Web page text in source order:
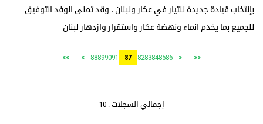
بإنتخاب قيادة جديدة للتيار في عكار ولبنان ، وقد تمنى الوفد التوفيق
للجميع بما يخدم انماء ونهضة عكار واستقرار وازدهار لبنان
<<
<
8283848586
87
88899091
>
>>
إجمالي السجلات : 10